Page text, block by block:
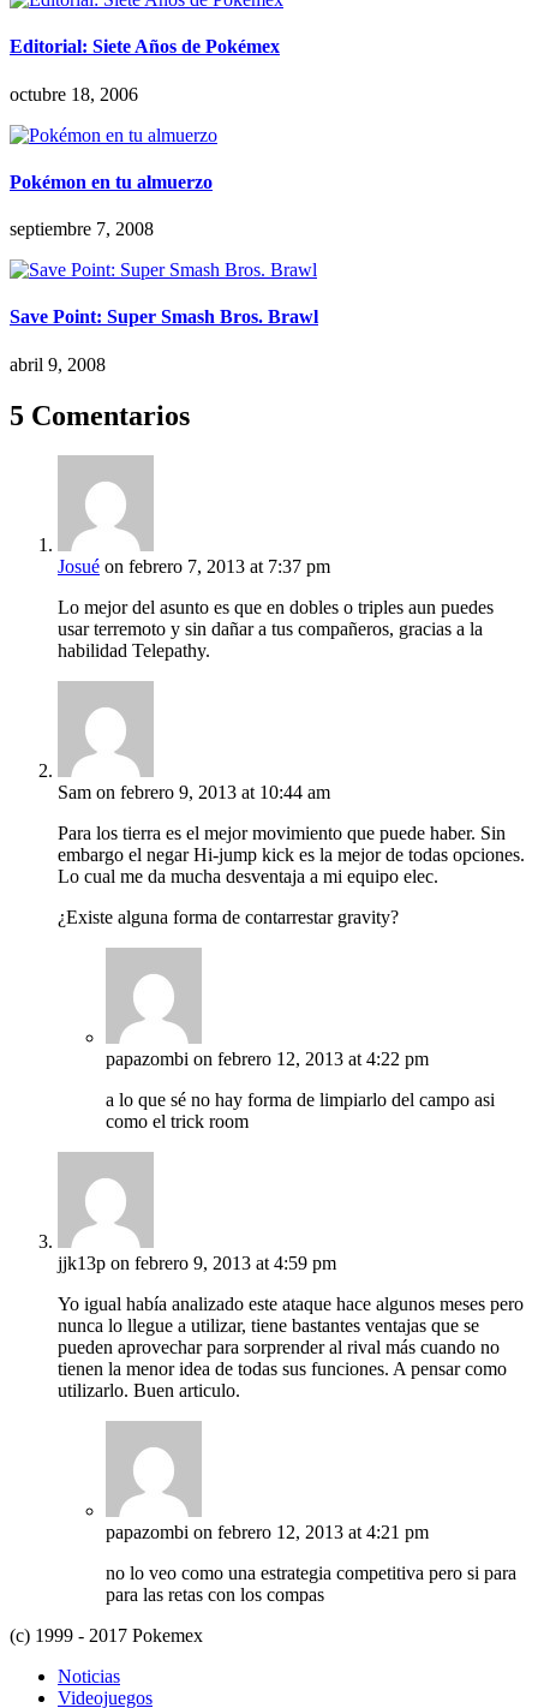
Editorial: Siete Años de Pokémex
octubre 18, 2006
Pokémon en tu almuerzo
septiembre 7, 2008
Save Point: Super Smash Bros. Brawl
abril 9, 2008
5 Comentarios
Josué on febrero 7, 2013 at 7:37 pm
Lo mejor del asunto es que en dobles o triples aun puedes
usar terremoto y sin dañar a tus compañeros, gracias a la
habilidad Telepathy.
Sam on febrero 9, 2013 at 10:44 am
Para los tierra es el mejor movimiento que puede haber. Sin
embargo el negar Hi-jump kick es la mejor de todas opciones.
Lo cual me da mucha desventaja a mi equipo elec.
¿Existe alguna forma de contarrestar gravity?
papazombi on febrero 12, 2013 at 4:22 pm
a lo que sé no hay forma de limpiarlo del campo asi
como el trick room
jjk13p on febrero 9, 2013 at 4:59 pm
Yo igual había analizado este ataque hace algunos meses pero
nunca lo llegue a utilizar, tiene bastantes ventajas que se
pueden aprovechar para sorprender al rival más cuando no
tienen la menor idea de todas sus funciones. A pensar como
utilizarlo. Buen articulo.
papazombi on febrero 12, 2013 at 4:21 pm
no lo veo como una estrategia competitiva pero si para
para las retas con los compas
(c) 1999 - 2017 Pokemex
Noticias
Videojuegos